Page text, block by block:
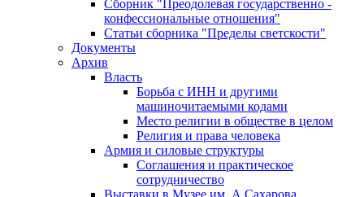
Сборник "Преодолевая государственно -
конфессиональные отношения"
Статьи сборника "Пределы светскости"
Документы
Архив
Власть
Борьба с ИНН и другими
машиночитаемыми кодами
Место религии в обществе в целом
Религия и права человека
Армия и силовые структуры
Соглашения и практическое
сотрудничество